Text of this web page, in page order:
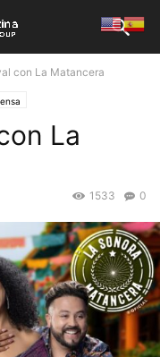
con La Matancera
La
0
1533